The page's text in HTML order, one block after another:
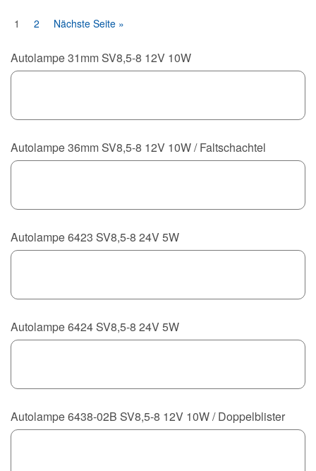
1 2 Nächste Seite »
Autolampe 31mm SV8,5-8 12V 10W
Autolampe 36mm SV8,5-8 12V 10W / Faltschachtel
Autolampe 6423 SV8,5-8 24V 5W
Autolampe 6424 SV8,5-8 24V 5W
Autolampe 6438-02B SV8,5-8 12V 10W / Doppelblister